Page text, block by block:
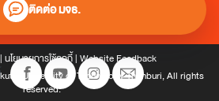
ติดต่อ มจธ.
0 2470 8000
นโยบายการใช้คุกกี้| Website Feedback
University of Technology Thonburi, All rights
reserved.